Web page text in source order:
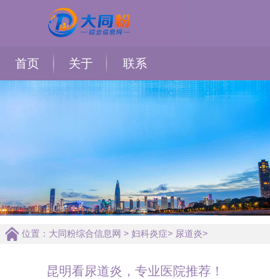
首页 关于 联系
位置： 大同粉综合信息网 > 妇科炎症> 尿道炎>
昆明看尿道炎，专业医院推荐！